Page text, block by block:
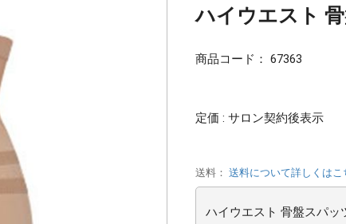
ハイウエスト
商品コード： 67363
定価 : サロン契約後表示
送料： 送料について詳しくはこ